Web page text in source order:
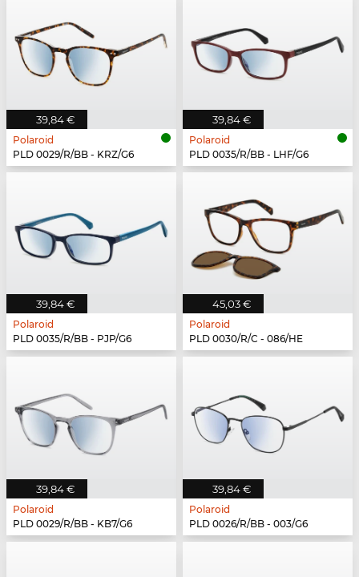
39,84 €
Polaroid
PLD 0029/R/BB - KRZ/G6
39,84 €
Polaroid
PLD 0035/R/BB - LHF/G6
39,84 €
Polaroid
PLD 0035/R/BB - PJP/G6
45,03 €
Polaroid
PLD 0030/R/C - 086/HE
39,84 €
Polaroid
PLD 0029/R/BB - KB7/G6
39,84 €
Polaroid
PLD 0026/R/BB - 003/G6